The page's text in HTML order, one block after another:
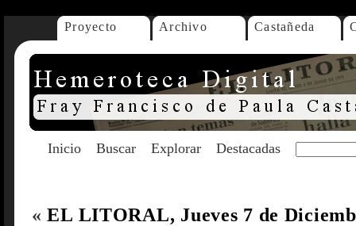
Proyecto Archivo Castañeda
Inicio Buscar Explorar Destacadas
« EL LITORAL, Jueves 7 de